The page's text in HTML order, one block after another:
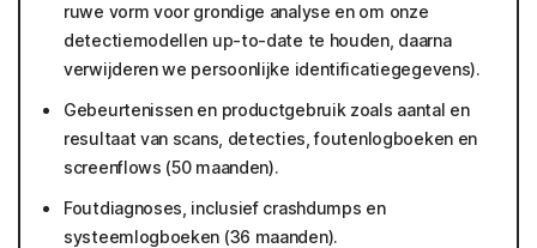
ruwe vorm voor grondige analyse en om onze
detectiemodellen up-to-date te houden, daarna
verwijderen we persoonlijke identificatiegegevens).
Gebeurtenissen en productgebruik zoals aantal en
resultaat van scans, detecties, foutenlogboeken en
screenflows (50 maanden).
Foutdiagnoses, inclusief crashdumps en
systeemlogboeken (36 maanden).